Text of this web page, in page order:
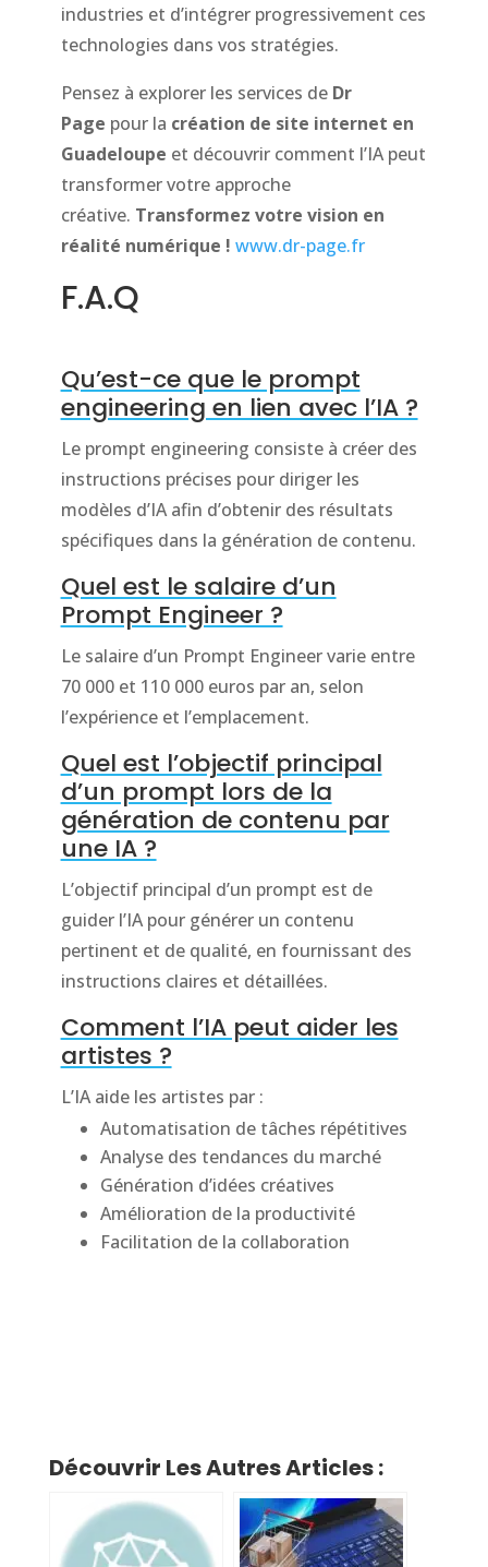
industries et d’intégrer progressivement ces
technologies dans vos stratégies.
Pensez à explorer les services de Dr
Page pour la création de site internet en
Guadeloupe et découvrir comment l’IA peut
transformer votre approche
créative. Transformez votre vision en
réalité numérique ! www.dr-page.fr
F.A.Q
Qu’est-ce que le prompt
engineering en lien avec l’IA ?
Le prompt engineering consiste à créer des
instructions précises pour diriger les
modèles d’IA afin d’obtenir des résultats
spécifiques dans la génération de contenu.
Quel est le salaire d’un
Prompt Engineer ?
Le salaire d’un Prompt Engineer varie entre
70 000 et 110 000 euros par an, selon
l’expérience et l’emplacement.
Quel est l’objectif principal
d’un prompt lors de la
génération de contenu par
une IA ?
L’objectif principal d’un prompt est de
guider l’IA pour générer un contenu
pertinent et de qualité, en fournissant des
instructions claires et détaillées.
Comment l’IA peut aider les
artistes ?
L’IA aide les artistes par :
Automatisation de tâches répétitives
Analyse des tendances du marché
Génération d’idées créatives
Amélioration de la productivité
Facilitation de la collaboration
Découvrir Les Autres Articles :